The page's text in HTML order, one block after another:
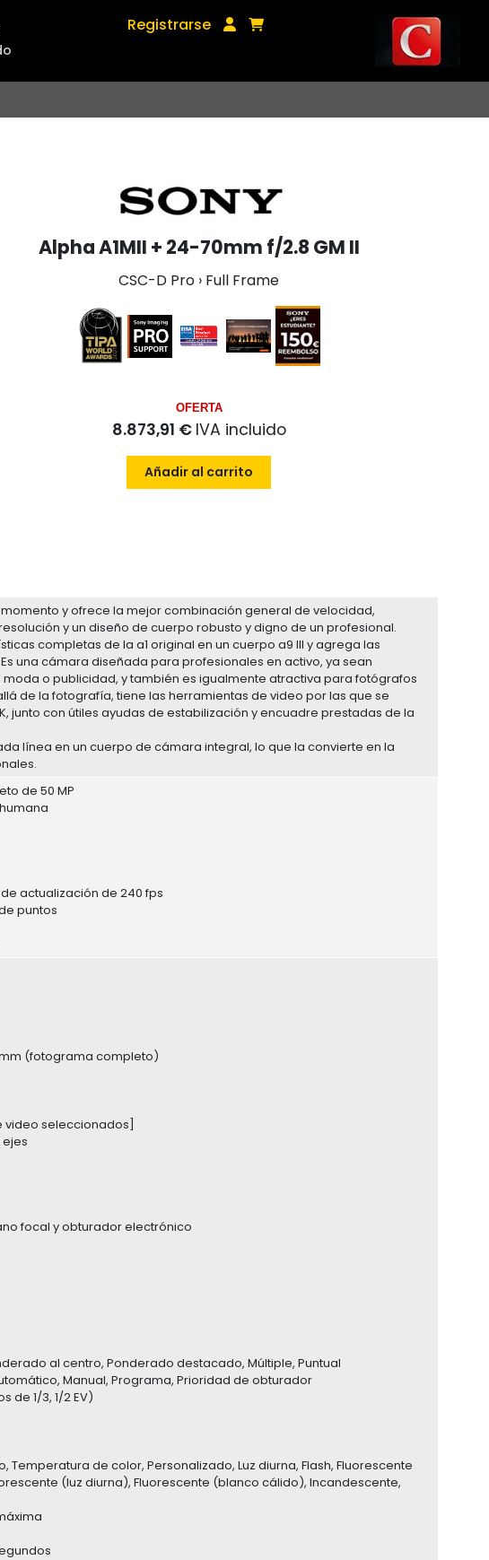
Registrarse
Alpha A1MII + 24-70mm f/2.8 GM II
CSC-D Pro › Full Frame
OFERTA
8.873,91 € IVA incluido
Añadir al carrito
momento y ofrece la mejor combinación general de velocidad,
y un diseño de cuerpo robusto y digno de un profesional.
completas de la a1 original en un cuerpo a9 III y agrega las
una cámara diseñada para profesionales en activo, ya sean
o publicidad, y también es igualmente atractiva para fotógrafos
de la fotografía, tiene las herramientas de video por las que se
junto con útiles ayudas de estabilización y encuadre prestadas de la
línea en un cuerpo de cámara integral, lo que la convierte en la
de 50 MP
actualización de 240 fps
puntos
mm (fotograma completo)
video seleccionados]
focal y obturador electrónico
al centro, Ponderado destacado, Múltiple, Puntual
Manual, Programa, Prioridad de obturador
de 1/3, 1/2 EV)
de color, Personalizado, Luz diurna, Flash, Fluorescente
(luz diurna), Fluorescente (blanco cálido), Incandescente,